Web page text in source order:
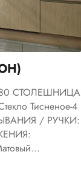
СТОЛЕШНИЦА
Тисненое-4
/ РУЧКИ: